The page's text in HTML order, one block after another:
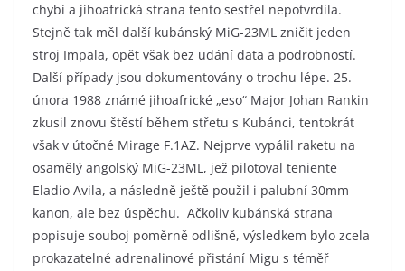
chybí a jihoafrická strana tento sestřel nepotvrdila.
Stejně tak měl další kubánský MiG-23ML zničit jeden
stroj Impala, opět však bez udání data a podrobností.
Další případy jsou dokumentovány o trochu lépe. 25.
února 1988 známé jihoafrické „eso“ Major Johan Rankin
zkusil znovu štěstí během střetu s Kubánci, tentokrát
však v útočné Mirage F.1AZ. Nejprve vypálil raketu na
osamělý angolský MiG-23ML, jež pilotoval teniente
Eladio Avila, a následně ještě použil i palubní 30mm
kanon, ale bez úspěchu. Ačkoliv kubánská strana
popisuje souboj poměrně odlišně, výsledkem bylo zcela
prokazatelné adrenalinové přistání Migu s téměř